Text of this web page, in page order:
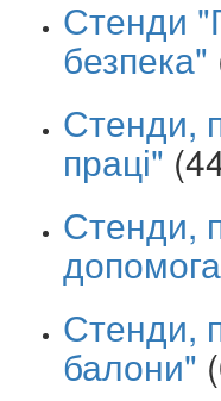
Стенди
безпека"
Стенди,
праці"
Стенди,
Стенди,
балони"